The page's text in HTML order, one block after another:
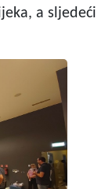
a sljedeći